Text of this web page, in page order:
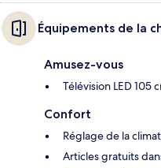
Équipements de la
Amusez-vous
Télévision LED 105
Confort
Réglage de la
Articles gratuits